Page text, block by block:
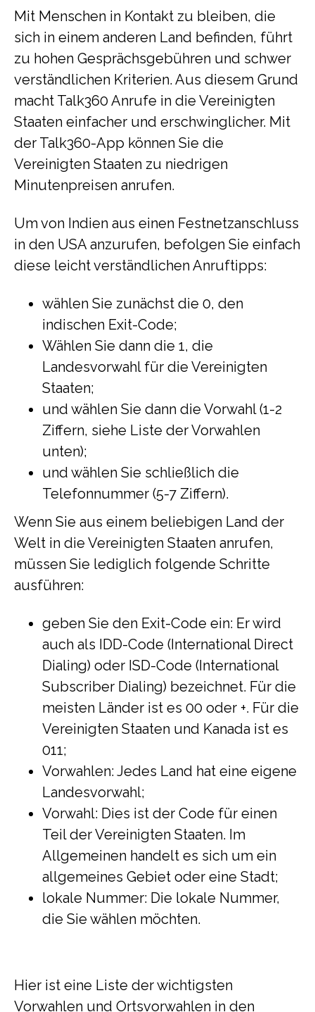
Mit Menschen in Kontakt zu bleiben, die
sich in einem anderen Land befinden, führt
zu hohen Gesprächsgebühren und schwer
verständlichen Kriterien. Aus diesem Grund
macht Talk360 Anrufe in die Vereinigten
Staaten einfacher und erschwinglicher. Mit
der Talk360-App können Sie die
Vereinigten Staaten zu niedrigen
Minutenpreisen anrufen.
Um von Indien aus einen Festnetzanschluss
in den USA anzurufen, befolgen Sie einfach
diese leicht verständlichen Anruftipps:
wählen Sie zunächst die 0, den
indischen Exit-Code;
Wählen Sie dann die 1, die
Landesvorwahl für die Vereinigten
Staaten;
und wählen Sie dann die Vorwahl (1-2
Ziffern, siehe Liste der Vorwahlen
unten);
und wählen Sie schließlich die
Telefonnummer (5-7 Ziffern).
Wenn Sie aus einem beliebigen Land der
Welt in die Vereinigten Staaten anrufen,
müssen Sie lediglich folgende Schritte
ausführen:
geben Sie den Exit-Code ein: Er wird
auch als IDD-Code (International Direct
Dialing) oder ISD-Code (International
Subscriber Dialing) bezeichnet. Für die
meisten Länder ist es 00 oder +. Für die
Vereinigten Staaten und Kanada ist es
011;
Vorwahlen: Jedes Land hat eine eigene
Landesvorwahl;
Vorwahl: Dies ist der Code für einen
Teil der Vereinigten Staaten. Im
Allgemeinen handelt es sich um ein
allgemeines Gebiet oder eine Stadt;
lokale Nummer: Die lokale Nummer,
die Sie wählen möchten.
Hier ist eine Liste der wichtigsten
Vorwahlen und Ortsvorwahlen in den